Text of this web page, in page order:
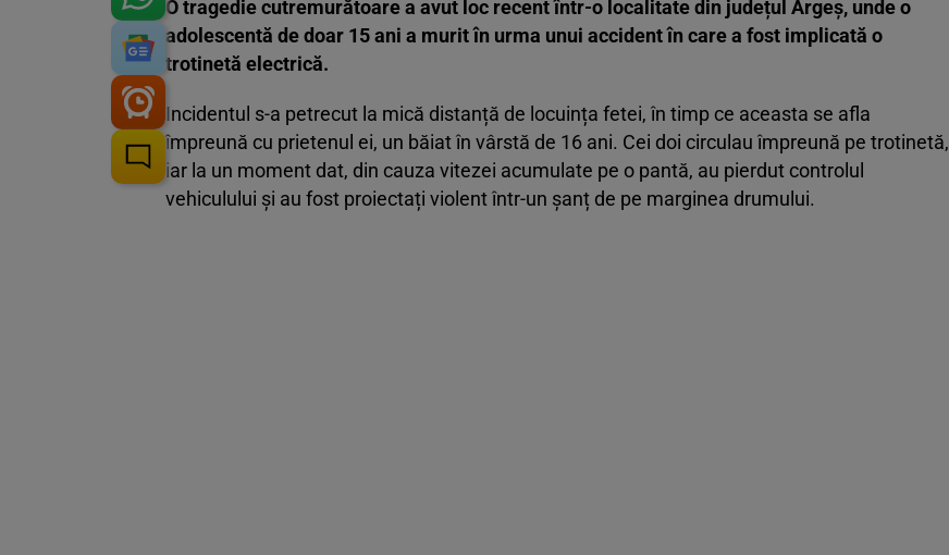
O tragedie cutremurătoare a avut loc recent într-o localitate din județul Argeș, unde o
adolescentă de doar 15 ani a murit în urma unui accident în care a fost implicată o
trotinetă electrică.
Incidentul s-a petrecut la mică distanță de locuința fetei, în timp ce aceasta se afla
împreună cu prietenul ei, un băiat în vârstă de 16 ani. Cei doi circulau împreună pe trotinetă,
iar la un moment dat, din cauza vitezei acumulate pe o pantă, au pierdut controlul
vehiculului și au fost proiectați violent într-un șanț de pe marginea drumului.